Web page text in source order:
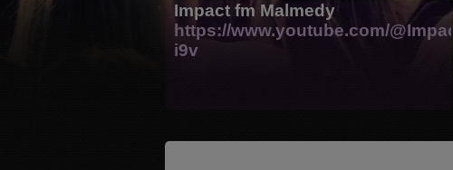
Impact fm Malmedy
https://www.youtube.com/
i9v